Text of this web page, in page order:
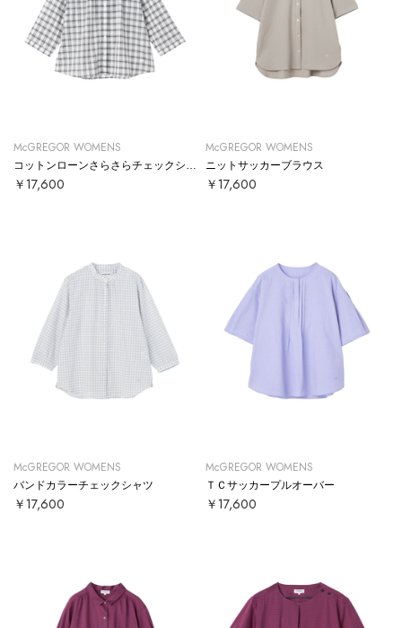
McGREGOR WOMENS
コットンローンさらさらチェックシャツ
￥17,600
McGREGOR WOMENS
ニットサッカーブラウス
￥17,600
McGREGOR WOMENS
バンドカラーチェックシャツ
￥17,600
McGREGOR WOMENS
ＴＣサッカープルオーバー
￥17,600